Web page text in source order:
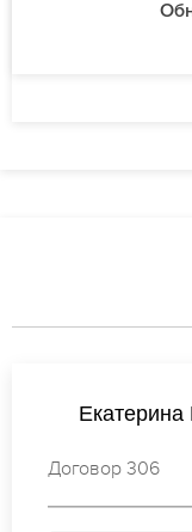
Наталья
Договор 501